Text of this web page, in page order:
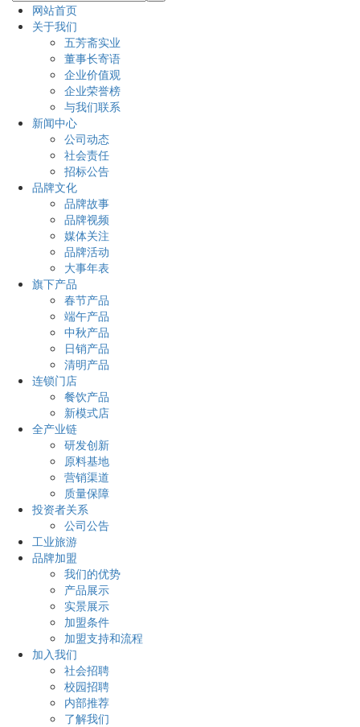
网站首页
关于我们
五芳斋实业
董事长寄语
企业价值观
企业荣誉榜
与我们联系
新闻中心
公司动态
社会责任
招标公告
品牌文化
品牌故事
品牌视频
媒体关注
品牌活动
大事年表
旗下产品
春节产品
端午产品
中秋产品
日销产品
清明产品
连锁门店
餐饮产品
新模式店
全产业链
研发创新
原料基地
营销渠道
质量保障
投资者关系
公司公告
工业旅游
品牌加盟
我们的优势
产品展示
实景展示
加盟条件
加盟支持和流程
加入我们
社会招聘
校园招聘
内部推荐
了解我们